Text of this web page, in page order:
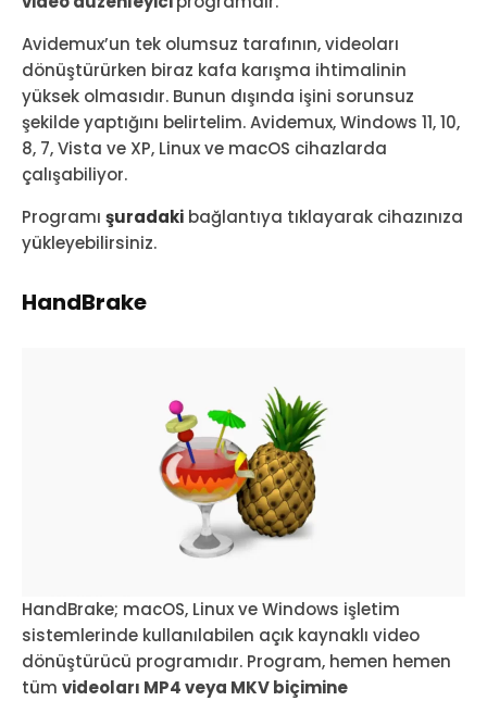
Avidemux’un tek olumsuz tarafının, videoları
dönüştürürken biraz kafa karışma ihtimalinin
yüksek olmasıdır. Bunun dışında işini sorunsuz
şekilde yaptığını belirtelim. Avidemux, Windows 11, 10,
8, 7, Vista ve XP, Linux ve macOS cihazlarda
çalışabiliyor.
Programı şuradaki bağlantıya tıklayarak cihazınıza
yükleyebilirsiniz.
HandBrake
HandBrake; macOS, Linux ve Windows işletim
sistemlerinde kullanılabilen açık kaynaklı video
dönüştürücü programıdır. Program, hemen hemen
tüm videoları MP4 veya MKV biçimine